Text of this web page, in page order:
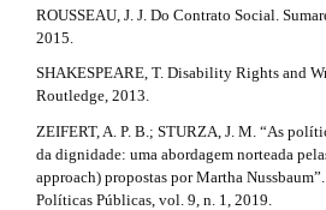
i
d
e
r
#
#
i
l
s
#
#
ROUSSEAU, J. J. Do Contrato Social.
2015.
SHAKESPEARE, T. Disability Rights and
Routledge, 2013.
ZEIFERT, A. P. B.; STURZA, J. M. “As
da dignidade: uma abordagem norteada
approach) propostas por Martha
Políticas Públicas, vol. 9, n. 1, 2019.